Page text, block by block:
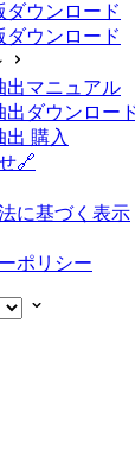
ダウンロード
ダウンロード
出マニュアル
出ダウンロー
出 購入
🔗
に基づく表示
ポリシー